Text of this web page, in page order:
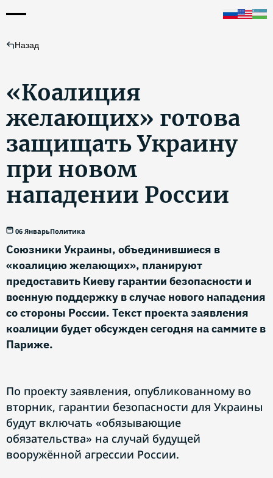
Назад
«Коалиция
желающих» готова
защищать Украину
при новом
нападении России
06 ЯнварьПолитика
Союзники Украины, объединившиеся в
«коалицию желающих», планируют
предоставить Киеву гарантии безопасности и
военную поддержку в случае нового нападения
со стороны России. Текст проекта заявления
коалиции будет обсужден сегодня на саммите в
Париже.
По проекту заявления, опубликованному во
вторник, гарантии безопасности для Украины
будут включать «обязывающие
обязательства» на случай будущей
вооружённой агрессии России.